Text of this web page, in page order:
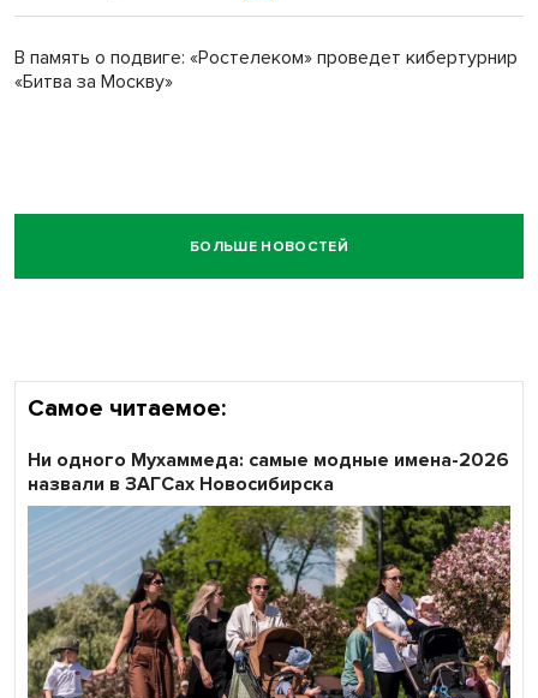
В память о подвиге: «Ростелеком» проведет кибертурнир
«Битва за Москву»
БОЛЬШЕ НОВОСТЕЙ
Самое читаемое:
Ни одного Мухаммеда: самые модные имена-2026
назвали в ЗАГСах Новосибирска